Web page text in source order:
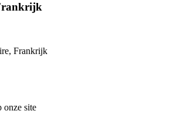
Frankrijk
onze site